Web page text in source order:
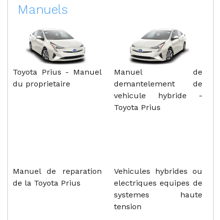
Manuels
Toyota Prius - Manuel
du proprietaire
Manuel de
demantelement de
vehicule hybride -
Toyota Prius
Manuel de reparation
de la Toyota Prius
Vehicules hybrides ou
electriques equipes de
systemes haute
tension